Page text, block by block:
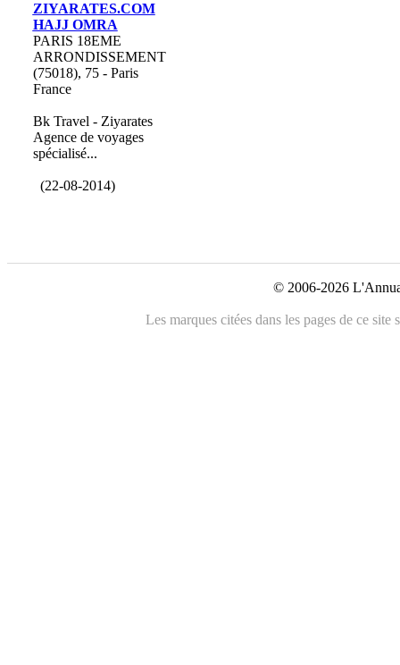
ZIYARATES.COM
HAJJ OMRA
PARIS 18EME
ARRONDISSEMENT
(75018), 75 - Paris
France
Bk Travel - Ziyarates
Agence de voyages
spécialisé...
(22-08-2014)
© 2006-2026
Les marques citées dans les pages de ce